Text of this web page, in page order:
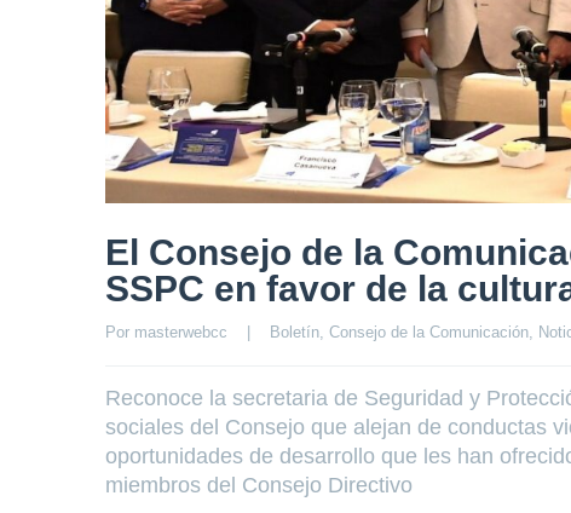
El Consejo de la
SSPC en favor de la
Por masterwebcc Boletín, Consejo de la Comunicación,
Reconoce la secretaria de Seguridad y
sociales del Consejo que alejan de conductas
oportunidades de desarrollo que les han
miembros del Consejo Directivo